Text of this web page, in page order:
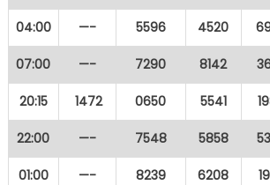
04:00 —- 5596 4520
07:00 —- 7290 8142
20:15 1472 0650 5541
22:00 —- 7548 5858
01:00 —- 8239 6208